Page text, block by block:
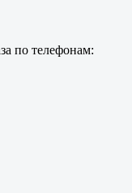
по телефонам: